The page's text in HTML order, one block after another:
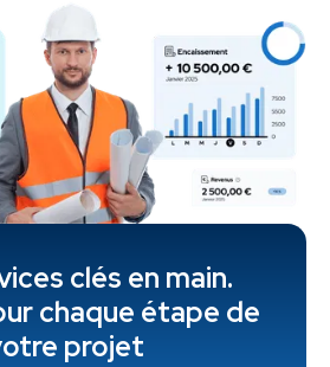
clés en main.
chaque étape de
projet